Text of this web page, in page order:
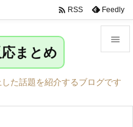

メニュ
サイド
 RSS Feedly
まとめ
た話題を紹介するブログです